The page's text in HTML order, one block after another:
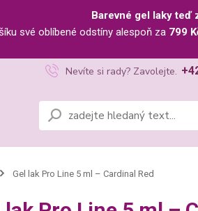
Barevné gel laky teď
své oblíbené odstíny alespoň za 799
Nevíte si rady? Zavolejte.
Gel lak Pro Line 5 ml – Cardinal Red